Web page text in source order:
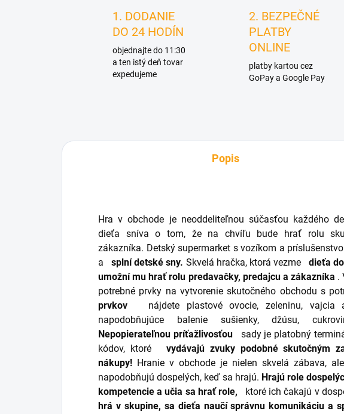
1. DODANIE
DO 24 HODÍN
objednajte do 11:30
a ten istý deň tovar
expedujeme
2. BEZPEČNÉ
PLATBY
ONLINE
platby kartou cez
GoPay a Google Pay
Popis
Hra v obchode je neoddeliteľnou súčasťou každého
dieťa sníva o tom, že na chvíľu bude hrať rolu
zákazníka. Detský supermarket s vozíkom a
a
splní detské sny. Skvelá hračka, ktorá vezme dieťa
umožní mu hrať rolu predavačky, predajcu a zákazníka .
potrebné prvky na vytvorenie skutočného obchodu s
prvkov
nájdete plastové ovocie, zeleninu, vajcia
napodobňujúce balenie sušienky, džúsu,
Nepopierateľnou príťažlivosťou
sady je platobný
kódov, ktoré
vydávajú zvuky podobné skutočným
nákupy! Hranie v obchode je nielen skvelá zábava,
napodobňujú dospelých, keď sa hrajú. Hrajú role
kompetencie a učia sa hrať role,
ktoré ich čakajú v
hrá v skupine, sa dieťa naučí správnu komunikáciu a